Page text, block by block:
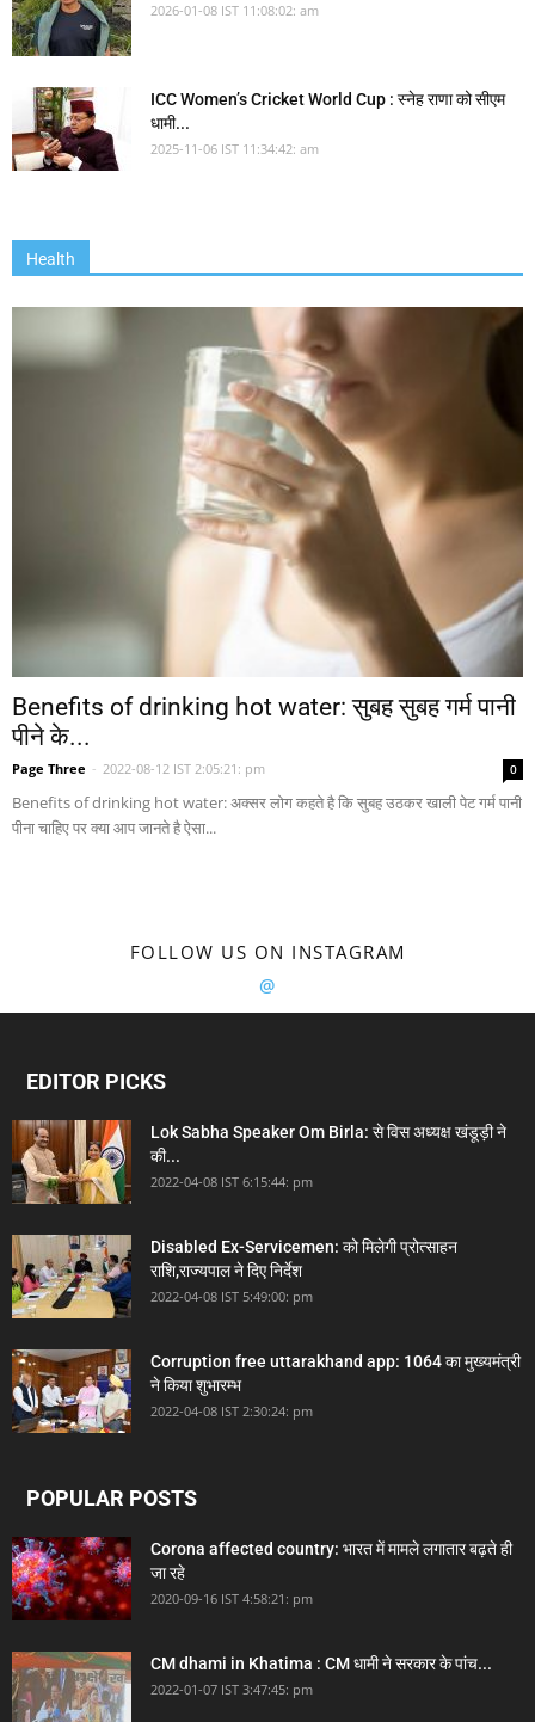
2026-01-08 IST 11:08:02: am
ICC Women’s Cricket World Cup : स्नेह राणा को सीएम
धामी...
2025-11-06 IST 11:34:42: am
Health
Benefits of drinking hot water: सुबह सुबह गर्म पानी
पीने के...
Page Three - 2022-08-12 IST 2:05:21: pm 0
Benefits of drinking hot water: अक्सर लोग कहते है कि सुबह उठकर खाली पेट गर्म पानी
पीना चाहिए पर क्या आप जानते है ऐसा...
FOLLOW US ON INSTAGRAM
@
EDITOR PICKS
Lok Sabha Speaker Om Birla: से विस अध्यक्ष खंडूड़ी ने
की...
2022-04-08 IST 6:15:44: pm
Disabled Ex-Servicemen: को मिलेगी प्रोत्साहन
राशि,राज्यपाल ने दिए निर्देश
2022-04-08 IST 5:49:00: pm
Corruption free uttarakhand app: 1064 का मुख्यमंत्री
ने किया शुभारम्भ
2022-04-08 IST 2:30:24: pm
POPULAR POSTS
Corona affected country: भारत में मामले लगातार बढ़ते ही
जा रहे
2020-09-16 IST 4:58:21: pm
CM dhami in Khatima : CM धामी ने सरकार के पांच...
2022-01-07 IST 3:47:45: pm